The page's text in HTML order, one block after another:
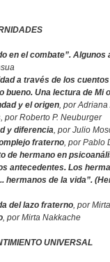
en el combate”.
a través de los
bueno. Una lectura de Mi
y el origen, por Adriana
, por Roberto P. Neuburger
y diferencia, por Julio
fraterno, por Pablo
de hermano en
antecedentes. Los
hermanos de la vida”.
del lazo fraterno, por
, por Mirta Nakkache
UNIVERSAL